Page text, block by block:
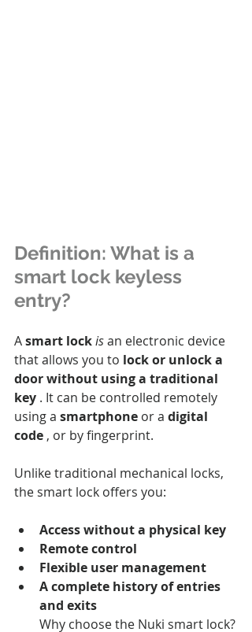
Definition: What is a
smart lock keyless
entry?
A smart lockis an electronic device
that allows you to lock or unlock a
door without using a traditional
key . It can be controlled remotely
using a smartphone or a digital
code , or by fingerprint.
Unlike traditional mechanical locks,
the smart lock offers you:
Access without a physical key
Remote control
Flexible user management
A complete history of entries
and exits
Why choose the Nuki smart lock?